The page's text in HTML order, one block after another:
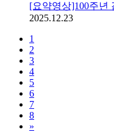
[요약영상]100주년
2025.12.23
1
2
3
4
5
6
7
8
»